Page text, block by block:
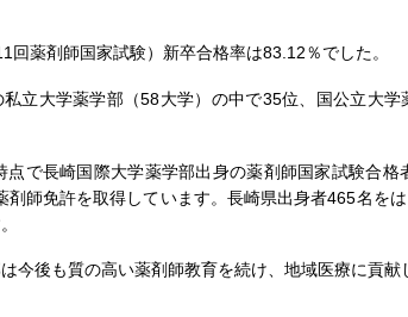
回薬剤師国家試験）新卒合格率は83.12％でした。
私立大学薬学部（58大学）の中で35位、国公立大
点で長崎国際大学薬学部出身の薬剤師国家試験合格
剤師免許を取得しています。長崎県出身者465名を
今後も質の高い薬剤師教育を続け、地域医療に貢献